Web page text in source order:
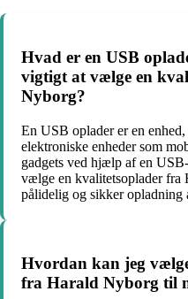
Hvad er en USB
vigtigt at vælge en
Nyborg?
En USB oplader er en
elektroniske enheder som
gadgets ved hjælp af en
vælge en kvalitetsoplader fra
pålidelig og sikker opladning
Hvordan kan jeg
fra Harald Nyborg til